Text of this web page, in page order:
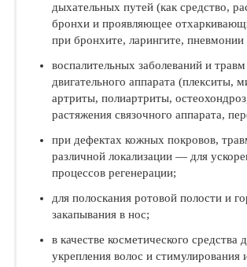
дыхательных путей (как средство,
бронхи и проявляющее
при бронхите, ларингите, пневмонии
воспалительных заболеваний и
двигательного аппарата (плекситы,
артриты, полиартриты,
растяжения связочного аппарата,
при дефектах кожных покровов,
различной локализации — для
процессов регенерации;
для полоскания ротовой полости и
закапывания в нос;
в качестве косметического средства
укрепления волос и стимулирования